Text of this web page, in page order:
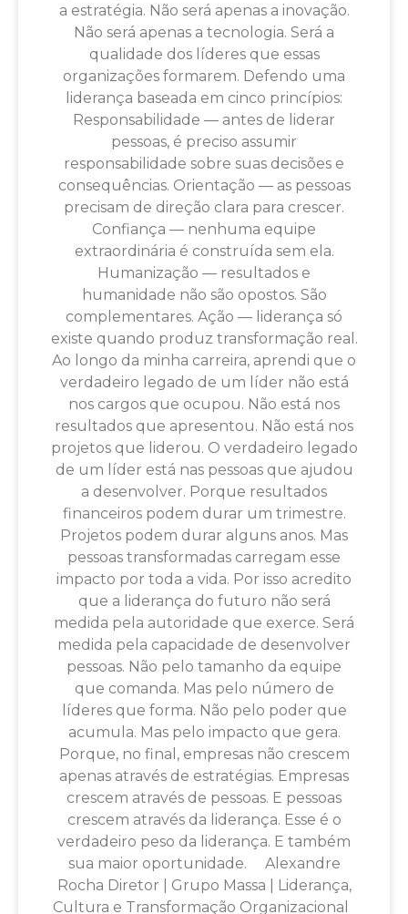
a estratégia. Não será apenas a inovação.
Não será apenas a tecnologia. Será a
qualidade dos líderes que essas
organizações formarem. Defendo uma
liderança baseada em cinco princípios:
Responsabilidade — antes de liderar
pessoas, é preciso assumir
responsabilidade sobre suas decisões e
consequências. Orientação — as pessoas
precisam de direção clara para crescer.
Confiança — nenhuma equipe
extraordinária é construída sem ela.
Humanização — resultados e
humanidade não são opostos. São
complementares. Ação — liderança só
existe quando produz transformação real.
Ao longo da minha carreira, aprendi que o
verdadeiro legado de um líder não está
nos cargos que ocupou. Não está nos
resultados que apresentou. Não está nos
projetos que liderou. O verdadeiro legado
de um líder está nas pessoas que ajudou
a desenvolver. Porque resultados
financeiros podem durar um trimestre.
Projetos podem durar alguns anos. Mas
pessoas transformadas carregam esse
impacto por toda a vida. Por isso acredito
que a liderança do futuro não será
medida pela autoridade que exerce. Será
medida pela capacidade de desenvolver
pessoas. Não pelo tamanho da equipe
que comanda. Mas pelo número de
líderes que forma. Não pelo poder que
acumula. Mas pelo impacto que gera.
Porque, no final, empresas não crescem
apenas através de estratégias. Empresas
crescem através de pessoas. E pessoas
crescem através da liderança. Esse é o
verdadeiro peso da liderança. E também
sua maior oportunidade. Alexandre
Rocha Diretor | Grupo Massa | Liderança,
Cultura e Transformação Organizacional